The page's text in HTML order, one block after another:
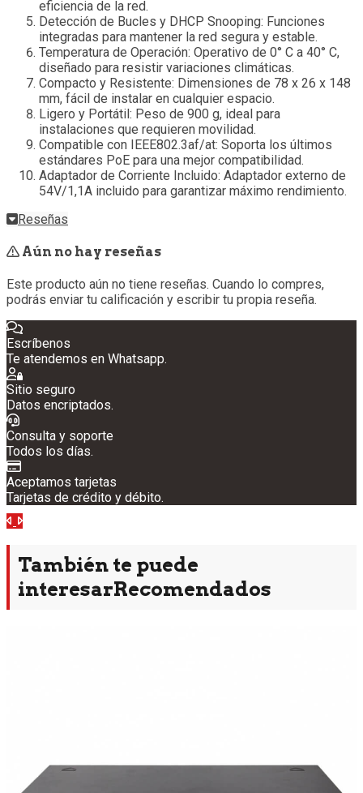
eficiencia de la red.
Detección de Bucles y DHCP Snooping: Funciones
integradas para mantener la red segura y estable.
Temperatura de Operación: Operativo de 0° C a 40° C,
diseñado para resistir variaciones climáticas.
Compacto y Resistente: Dimensiones de 78 x 26 x 148
mm, fácil de instalar en cualquier espacio.
Ligero y Portátil: Peso de 900 g, ideal para
instalaciones que requieren movilidad.
Compatible con IEEE802.3af/at: Soporta los últimos
estándares PoE para una mejor compatibilidad.
Adaptador de Corriente Incluido: Adaptador externo de
54V/1,1A incluido para garantizar máximo rendimiento.
Reseñas
Aún no hay reseñas
Este producto aún no tiene reseñas. Cuando lo compres,
podrás enviar tu calificación y escribir tu propia reseña.
Escríbenos
Te atendemos en Whatsapp.
Sitio seguro
Datos encriptados.
Consulta y soporte
Todos los días.
Aceptamos tarjetas
Tarjetas de crédito y débito.
Anterior
Siguiente
También te puede
interesarRecomendados